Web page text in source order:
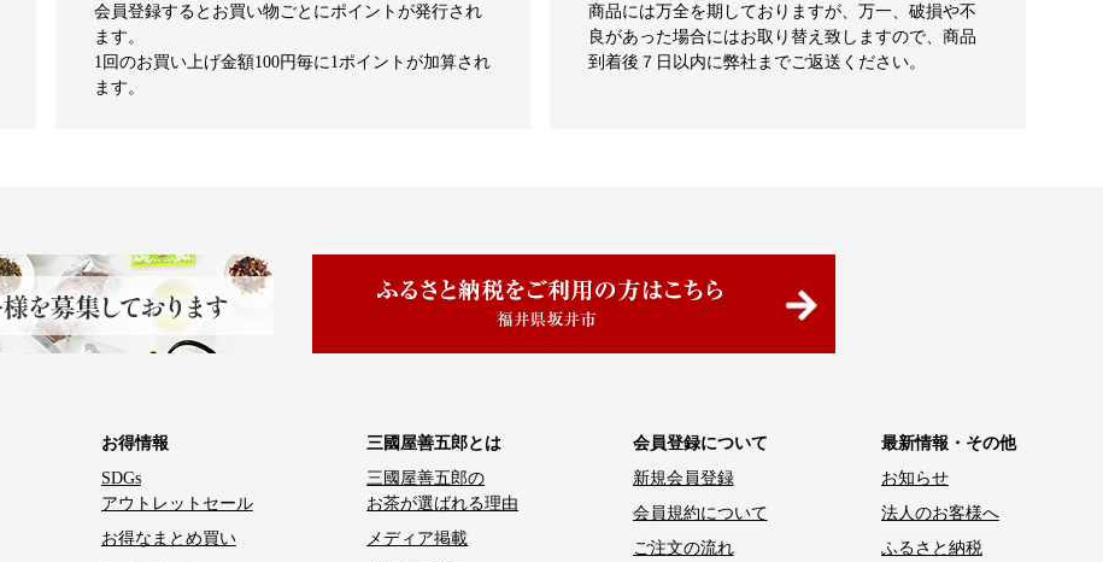
会員登録するとお買い物ごとにポイントが発行され
ます。
1回のお買い上げ金額100円毎に1ポイントが加算され
ます。
商品には万全を期しておりますが、万一、破損や不
良があった場合にはお取り替え致しますので、商品
到着後７日以内に弊社までご返送ください。
お得情報
SDGs
アウトレットセール
お得なまとめ買い
三國屋善五郎とは
三國屋善五郎の
お茶が選ばれる理由
メディア掲載
会員登録について
新規会員登録
会員規約について
ご注文の流れ
最新情報・その他
お知らせ
法人のお客様へ
ふるさと納税